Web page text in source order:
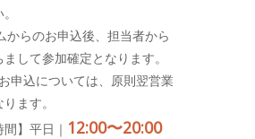
からのお申込後、担当者から
して参加確定となります。
申込については、原則翌営業
ます。
間】平日｜ 12:00〜20:00